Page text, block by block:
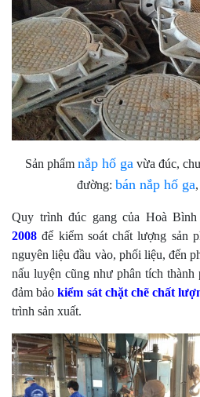
Sản phẩm nắp hố ga vừa đúc,
đường: bán nắp hố ga,
Quy trình đúc gang của Hoà Bình
2008 để kiểm soát chất lượng sản
nguyên liệu đầu vào, phối liệu, đến
nấu luyện cũng như phân tích
đảm bảokiểm sát chặt chẽ chất
trình sản xuất.